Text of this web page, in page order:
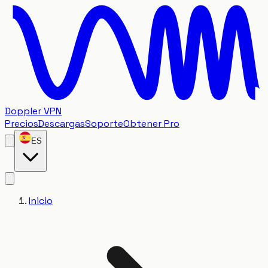
Doppler VPN
PreciosDescargasSoporteObtener Pro
ES
Inicio